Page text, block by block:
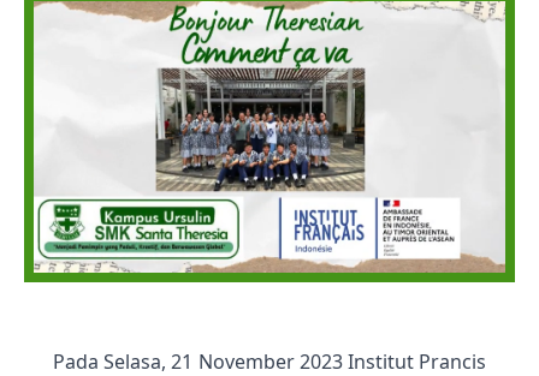
Pada Selasa, 21 November 2023 Institut Prancis